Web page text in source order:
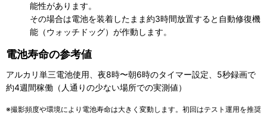
能性があります。
その場合は電池を装着したまま約3時間放置すると自動修復機
能（ウォッチドッグ）が作動します。
電池寿命の参考値
アルカリ単三電池使用、夜8時〜朝6時のタイマー設定、5秒録画で
約4週間稼働（人通りの少ない場所での実測値）
※撮影頻度や環境により電池寿命は大きく変動します。初回はテスト運用を推奨